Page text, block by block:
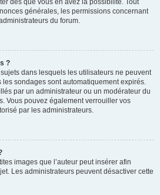
dès que vous en avez la possibilité. Tout
générales, les permissions concernant
du forum.
?
dans lesquels les utilisateurs ne peuvent
sondages sont automatiquement expirés.
par un administrateur ou un modérateur du
Vous pouvez également verrouiller vos
par les administrateurs.
images que l’auteur peut insérer afin
Les administrateurs peuvent désactiver cette